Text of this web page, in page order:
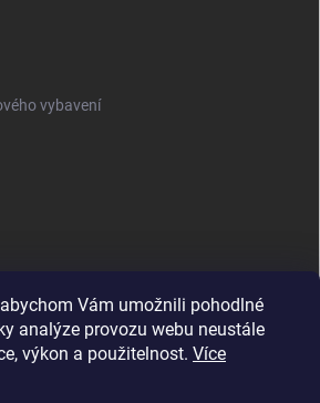
Vám umožnili pohodlné
analýze provozu webu neustále
výkon a použitelnost. Více
vybavení
v roce 2026: co musí obsahovat a na
si vybrat a co by měla obsahovat?